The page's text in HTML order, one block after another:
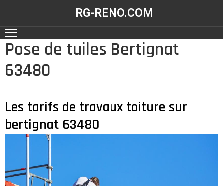
RG-RENO.COM
ACCUEIL
NOS
RÉALISATIONS
NOS
SERVICES
CONTACT
Pose de tuiles Bertignat
63480
Les tarifs de travaux toiture sur
bertignat 63480